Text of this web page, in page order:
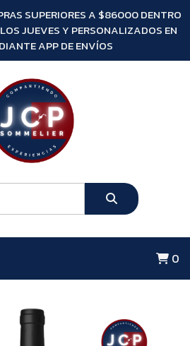
SUPERIORES A $86000 DENTRO
JUEVES Y PERSONALIZADOS EN
APP DE ENVÍOS
0